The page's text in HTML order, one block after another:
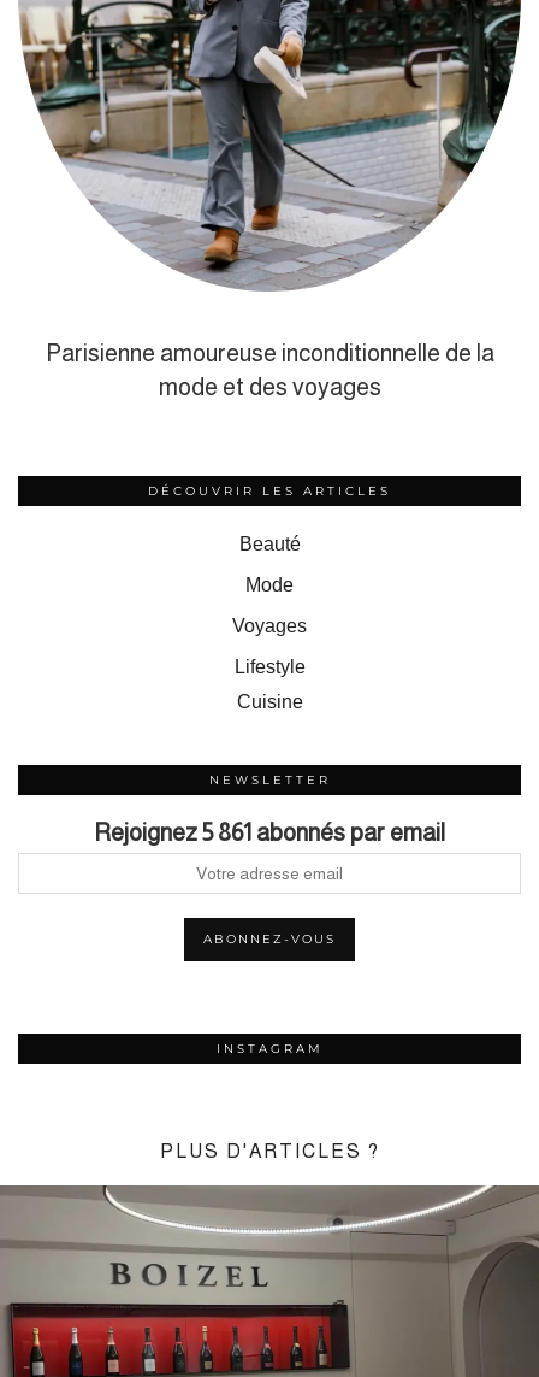
Parisienne amoureuse inconditionnelle de la
mode et des voyages
DÉCOUVRIR LES ARTICLES
Beauté
Mode
Voyages
Lifestyle
Cuisine
NEWSLETTER
Rejoignez 5 861 abonnés par email
INSTAGRAM
PLUS D'ARTICLES ?